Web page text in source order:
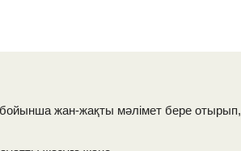
бойынша жан-жақты мәлімет бере отырып,